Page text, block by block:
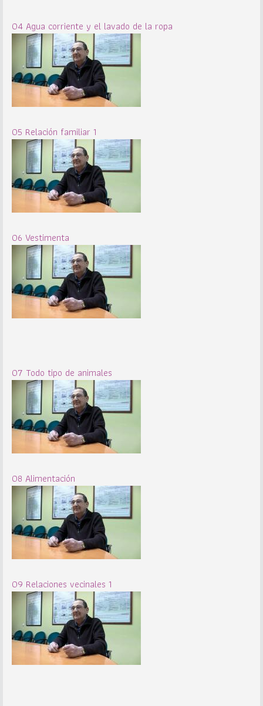
04 Agua corriente y el lavado de la ropa
05 Relación familiar 1
06 Vestimenta
07 Todo tipo de animales
08 Alimentación
09 Relaciones vecinales 1